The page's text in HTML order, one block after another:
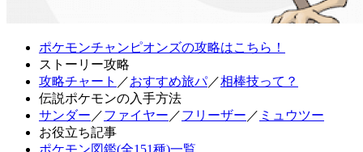
ポケモンチャンピオンズの攻略はこちら！
ストーリー攻略
攻略チャート ／おすすめ旅パ／相棒技って？
伝説ポケモンの入手方法
サンダー ／ファイヤー ／フリーザー ／ ミュウツー
お役立ち記事
ポケモン図鑑(全151種)一覧